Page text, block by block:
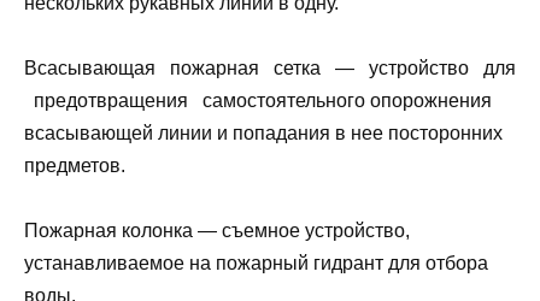
Всасывающая пожарная сетка — устройство для
предотвращения самостоятельного опорожнения
всасывающей линии и попадания в нее посторонних
предметов.
Пожарная колонка — съемное устройство,
устанавливаемое на пожарный гидрант для отбора
воды.